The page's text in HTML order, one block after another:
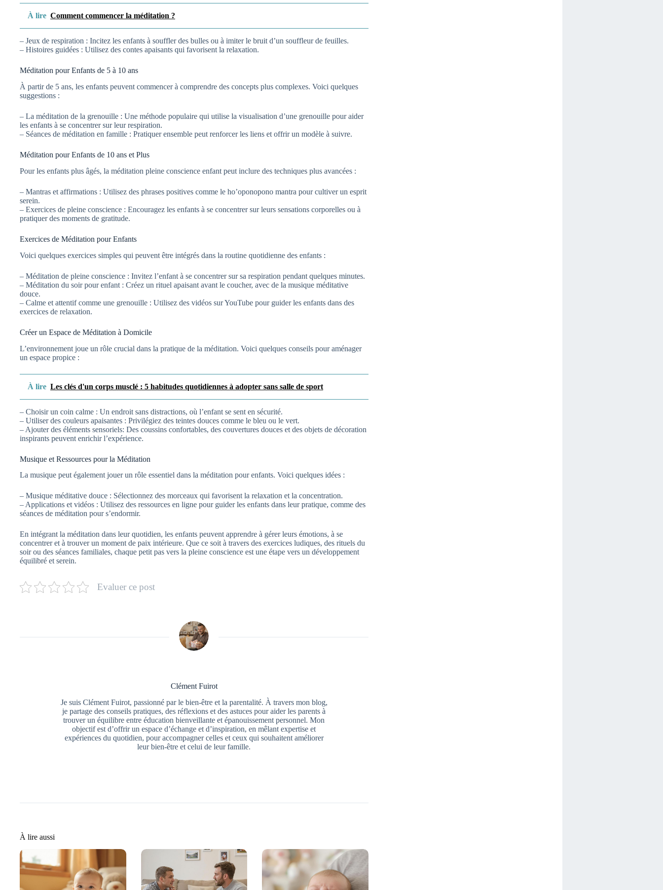
À lire Comment commencer la méditation ?
– Jeux de respiration : Incitez les enfants à souffler des bulles ou à imiter le bruit d’un souffleur de feuilles.
– Histoires guidées : Utilisez des contes apaisants qui favorisent la relaxation.
Méditation pour Enfants de 5 à 10 ans
À partir de 5 ans, les enfants peuvent commencer à comprendre des concepts plus complexes. Voici quelques
suggestions :
– La méditation de la grenouille : Une méthode populaire qui utilise la visualisation d’une grenouille pour aider
les enfants à se concentrer sur leur respiration.
– Séances de méditation en famille : Pratiquer ensemble peut renforcer les liens et offrir un modèle à suivre.
Méditation pour Enfants de 10 ans et Plus
Pour les enfants plus âgés, la méditation pleine conscience enfant peut inclure des techniques plus avancées :
– Mantras et affirmations : Utilisez des phrases positives comme le ho’oponopono mantra pour cultiver un esprit
serein.
– Exercices de pleine conscience : Encouragez les enfants à se concentrer sur leurs sensations corporelles ou à
pratiquer des moments de gratitude.
Exercices de Méditation pour Enfants
Voici quelques exercices simples qui peuvent être intégrés dans la routine quotidienne des enfants :
– Méditation de pleine conscience : Invitez l’enfant à se concentrer sur sa respiration pendant quelques minutes.
– Méditation du soir pour enfant : Créez un rituel apaisant avant le coucher, avec de la musique méditative
douce.
– Calme et attentif comme une grenouille : Utilisez des vidéos sur YouTube pour guider les enfants dans des
exercices de relaxation.
Créer un Espace de Méditation à Domicile
L’environnement joue un rôle crucial dans la pratique de la méditation. Voici quelques conseils pour aménager
un espace propice :
À lire Les clés d'un corps musclé : 5 habitudes quotidiennes à adopter sans salle de sport
– Choisir un coin calme : Un endroit sans distractions, où l’enfant se sent en sécurité.
– Utiliser des couleurs apaisantes : Privilégiez des teintes douces comme le bleu ou le vert.
– Ajouter des éléments sensoriels: Des coussins confortables, des couvertures douces et des objets de décoration
inspirants peuvent enrichir l’expérience.
Musique et Ressources pour la Méditation
La musique peut également jouer un rôle essentiel dans la méditation pour enfants. Voici quelques idées :
– Musique méditative douce : Sélectionnez des morceaux qui favorisent la relaxation et la concentration.
– Applications et vidéos : Utilisez des ressources en ligne pour guider les enfants dans leur pratique, comme des
séances de méditation pour s’endormir.
En intégrant la méditation dans leur quotidien, les enfants peuvent apprendre à gérer leurs émotions, à se
concentrer et à trouver un moment de paix intérieure. Que ce soit à travers des exercices ludiques, des rituels du
soir ou des séances familiales, chaque petit pas vers la pleine conscience est une étape vers un développement
équilibré et serein.
Evaluer ce post
Clément Fuirot
Je suis Clément Fuirot, passionné par le bien-être et la parentalité. À travers mon blog,
je partage des conseils pratiques, des réflexions et des astuces pour aider les parents à
trouver un équilibre entre éducation bienveillante et épanouissement personnel. Mon
objectif est d’offrir un espace d’échange et d’inspiration, en mêlant expertise et
expériences du quotidien, pour accompagner celles et ceux qui souhaitent améliorer
leur bien-être et celui de leur famille.
À lire aussi